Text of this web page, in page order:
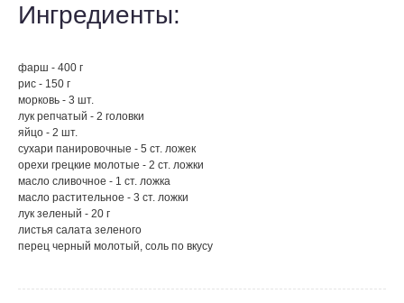
Ингредиенты:
фарш - 400 г
рис - 150 г
морковь - 3 шт.
лук репчатый - 2 головки
яйцо - 2 шт.
сухари панировочные - 5 ст. ложек
орехи грецкие молотые - 2 ст. ложки
масло сливочное - 1 ст. ложка
масло растительное - 3 ст. ложки
лук зеленый - 20 г
листья салата зеленого
перец черный молотый, соль по вкусу